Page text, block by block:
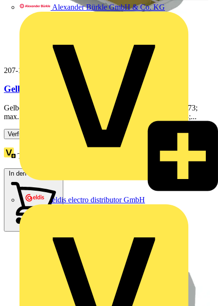
Alexander Bürkle GmbH & Co. KG
eldis electro distributor GmbH
207-1333
Gelbox,Abzweig,für Aderleitungen,grau
Gelbox; Abzweig; für Aderleitungen; mit Gel; Serie 221, 2x73;
max. 4mm²-Klemmen; ohne Verbindungsklemmen; Größe 3;...
Verfügbar: 3 Händler
Treuepunkte:
In den Warenkorb